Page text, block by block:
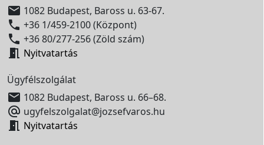
 1082 Budapest, Baross u. 63-67.
 +36 1/459-2100 (Központ)
 +36 80/277-256 (Zöld szám)
 Nyitvatartás
Ügyfélszolgálat
 1082 Budapest, Baross u. 66–68.
 ugyfelszolgalat@jozsefvaros.hu
 Nyitvatartás